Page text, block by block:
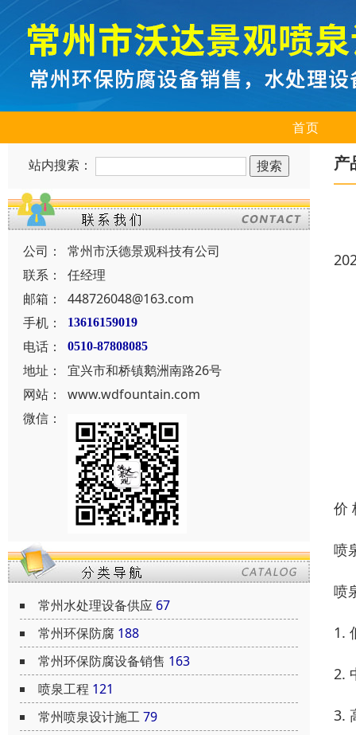
首页
站内搜索：
公司：
常州市沃德景观科技有公司
联系：
任经理
邮箱：
448726048@163.com
手机：
13616159019
电话： 0510-87808085
地址：
宜兴市和桥镇鹅洲南路26号
网站：
www.wdfountain.com
微信：
常州水处理设备供应 67
常州环保防腐 188
常州环保防腐设备销售 163
喷泉工程 121
常州喷泉设计施工79
产
价
喷
喷
1.
2.
3.